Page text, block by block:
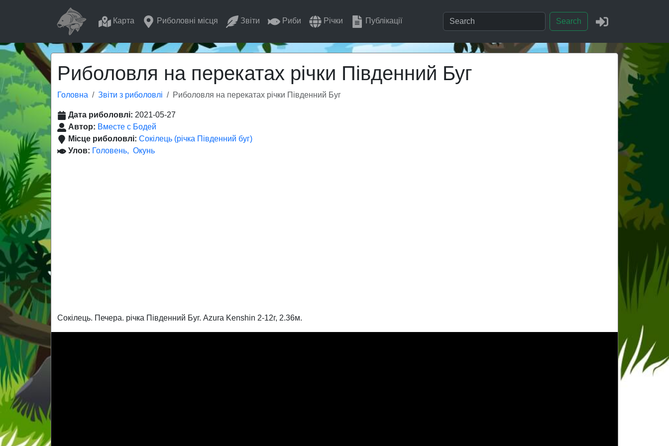
Карта Риболовні місця Звіти Риби Річки Публікації Search
Риболовля на перекатах річки Південний Буг
Головна Звіти з риболовлі Риболовля на перекатах річки Південний Буг
Дата риболовлі: 2021-05-27
Автор: Вместе с Бодей
Місце риболовлі: Сокілець (річка Південний буг)
Улов: Головень Окунь
Сокілець. Печера. річка Південний Буг. Azura Kenshin 2-12г, 2.36м.